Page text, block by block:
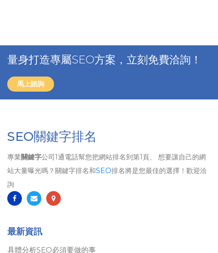
量身打造專屬SEO方案，立刻免費洽詢！
馬上諮詢
SEO關鍵字排名
專業關鍵字公司1通電話幫您把網站排名到第1頁、 想要讓自己的網
站大量曝光嗎？關鍵字排名和SEO排名將是您最佳的選擇！歡迎洽
詢
最新資訊
具體分析SEO必須要做的事